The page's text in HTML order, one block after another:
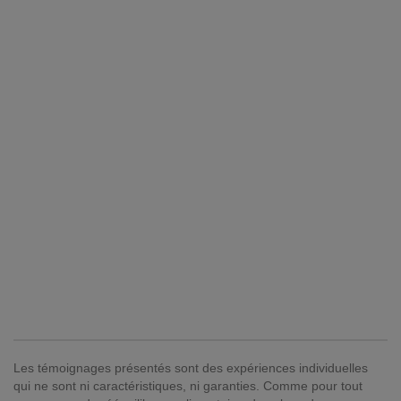
Les témoignages présentés sont des expériences individuelles
qui ne sont ni caractéristiques, ni garanties. Comme pour tout